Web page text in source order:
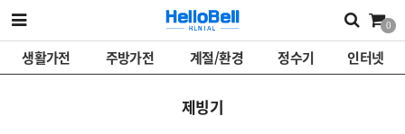
0
생활가전 주방가전 계절/환경 정수기 인터넷
제빙기